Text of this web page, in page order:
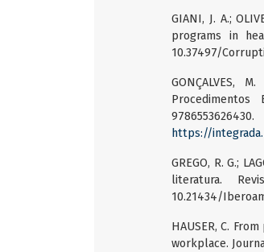
GIANI, J. A.;
programs in
10.37497/
GONÇALVES,
https://
GREGO, R. G.;
literatura.
10.21434/
HAUSER, C.
workplace.